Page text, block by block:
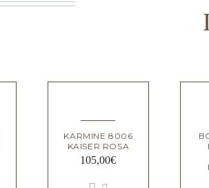
KARMINE 8006
KAISER ROSA
105,00€